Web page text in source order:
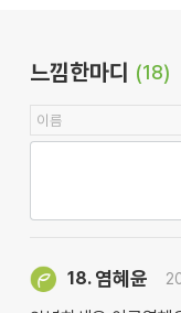
느낌한마디 (18)
18. 염혜윤